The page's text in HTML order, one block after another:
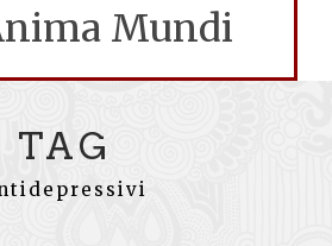
Mundi
TAG